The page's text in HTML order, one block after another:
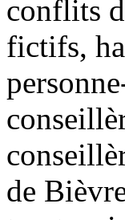
conflits
fictifs,
de